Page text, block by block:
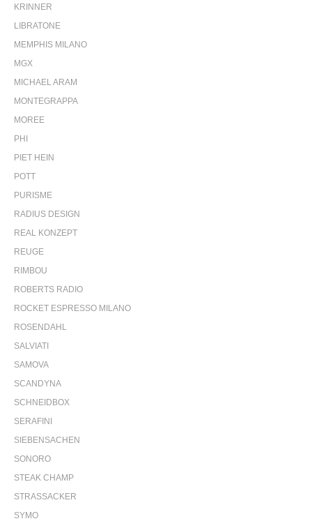
KRINNER
LIBRATONE
MEMPHIS MILANO
MGX
MICHAEL ARAM
MONTEGRAPPA
MOREE
PHI
PIET HEIN
POTT
PURISME
RADIUS DESIGN
REAL KONZEPT
REUGE
RIMBOU
ROBERTS RADIO
ROCKET ESPRESSO MILANO
ROSENDAHL
SALVIATI
SAMOVA
SCANDYNA
SCHNEIDBOX
SERAFINI
SIEBENSACHEN
SONORO
STEAK CHAMP
STRASSACKER
SYMO